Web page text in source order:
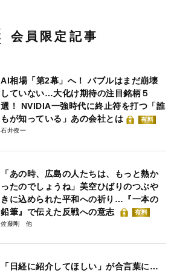
会員限定記事
AI相場「第2幕」へ！ バブルはまだ崩壊
していない…大化け期待の注目銘柄５
選！ NVIDIA一強時代に終止符を打つ「誰
もが知っている」あの会社とは
有料
石井僚一
「あの時、広島の人たちは、もっと熱か
ったのでしょうね」美空ひばりのつぶや
きに込められた平和への祈り…『一本の
鉛筆』で伝えた反戦への意志
有料
佐藤剛
「日経に紹介してほしい」が合言葉に…